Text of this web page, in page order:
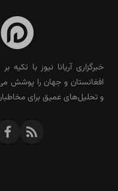
خبرگزاری آریانا نیوز با تکیه
افغانستان و جهان را پوشش
و تحلیل‌های عمیق برای